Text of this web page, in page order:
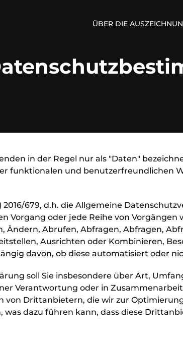
ÜBER DIE
in der Regel nur als "Daten"
funktionalen und benutzerfreundlichen
2016/679, d.h. die Allgemeine
Vorgang oder jede Reihe von Vorgängen
Ändern, Abrufen, Abfragen, Abfragen,
Ausrichten oder Kombinieren,
davon, ob diese automatisiert oder
soll Sie insbesondere über Art,
Verantwortung oder in
von Drittanbietern, die wir zur
dazu führen kann, dass diese